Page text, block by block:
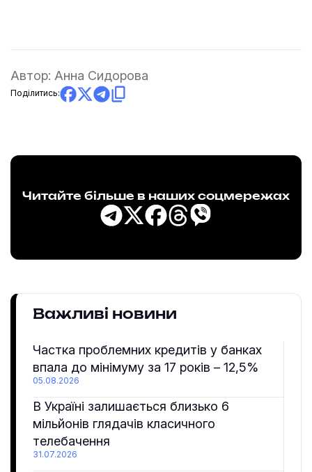
Автор: Анна Сидорова
Поділитись:
Читайте більше в наших соцмережах
Важливі новини
Частка проблемних кредитів у банках
впала до мінімуму за 17 років – 12,5%
05.08.2026
В Україні залишається близько 6
мільйонів глядачів класичного
телебачення
31.07.2026